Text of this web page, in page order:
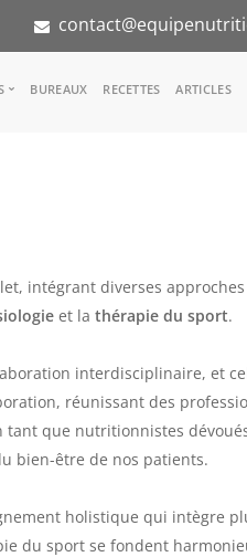
BUREAUX RECETTES ARTICLES
intégrant diverses
et la thérapie du sport.
interdisciplinaire, et
réunissant des
que nutritionnistes
bien-être de nos patients.
holistique qui intègre
du sport se fondent